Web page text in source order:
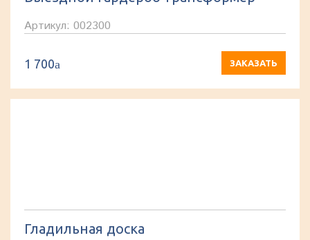
Артикул: 002300
1 700a ЗАКАЗАТЬ
Гладильная доска